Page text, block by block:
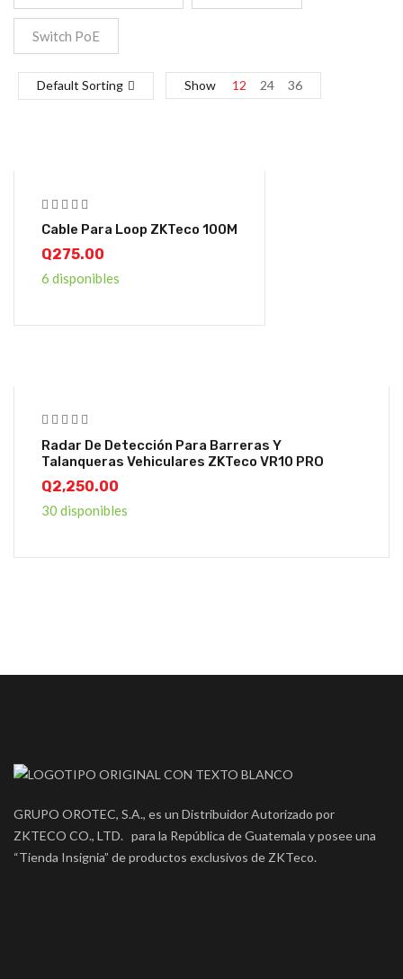
Switch PoE
Default Sorting Show 12 24 36
Cable Para Loop ZKTeco 100M
Q275.00
6 disponibles
Radar De Detección Para Barreras Y
Talanqueras Vehiculares ZKTeco VR10 PRO
Q2,250.00
30 disponibles
GRUPO OROTEC, S.A., es un Distribuidor Autorizado por
ZKTECO CO., LTD. para la República de Guatemala y posee una
“Tienda Insignia” de productos exclusivos de ZKTeco.